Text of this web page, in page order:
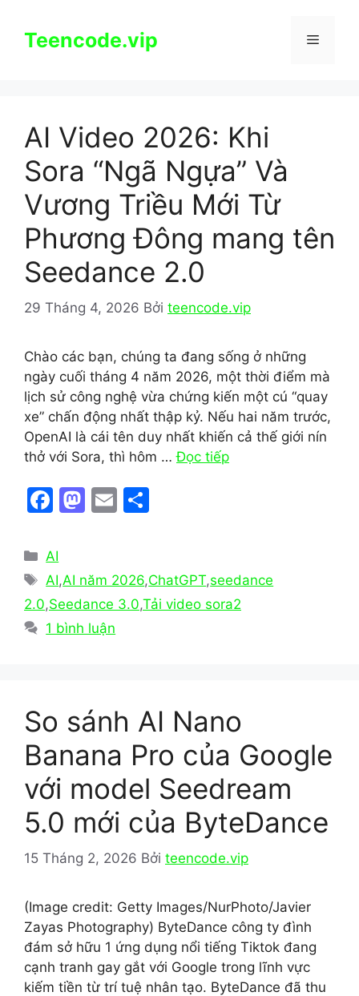
Teencode.vip Menu
AI Video 2026: Khi
Sora “Ngã Ngựa” Và
Vương Triều Mới Từ
Phương Đông mang tên
Seedance 2.0
29 Tháng 4, 2026 Bởi teencode.vip
Chào các bạn, chúng ta đang sống ở những
ngày cuối tháng 4 năm 2026, một thời điểm mà
lịch sử công nghệ vừa chứng kiến một cú “quay
xe” chấn động nhất thập kỷ. Nếu hai năm trước,
OpenAI là cái tên duy nhất khiến cả thế giới nín
thở với Sora, thì hôm …Đọc tiếp
F
c
e
b
o
M
o
d
o
E
l
e
Danh
mục
AI
Thẻ
AI,AI năm 2026,ChatGPT,seedance
2.0,Seedance 3.0,Tải video sora2
1 bình luận
So sánh AI Nano
Banana Pro của Google
với model Seedream
5.0 mới của ByteDance
15 Tháng 2, 2026 Bởi teencode.vip
(Image credit: Getty Images/NurPhoto/Javier
Zayas Photography) ByteDance công ty đình
đám sở hữu 1 ứng dụng nổi tiếng Tiktok đang
cạnh tranh gay gắt với Google trong lĩnh vực
kiếm tiền từ trí tuệ nhân tạo. ByteDance đã thu